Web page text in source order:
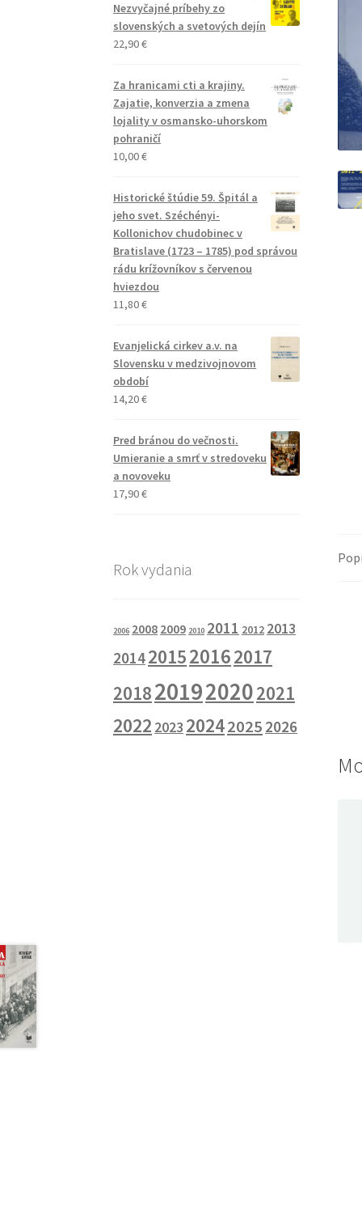
Nezvyčajné príbehy zo
slovenských a svetových dejín
22,90€
Za hranicami cti a krajiny.
Zajatie, konverzia a zmena
lojality v osmansko-uhorskom
pohraničí
10,00€
Historické štúdie 59. Špitál a
jeho svet. Széchényi-
Kollonichov chudobinec v
Bratislave (1723 – 1785) pod správou
rádu krížovníkov s červenou
hviezdou
11,80€
Evanjelická cirkev a.v. na
Slovensku v medzivojnovom
období
14,20€
Pred bránou do večnosti.
Umieranie a smrť v stredoveku
a novoveku
17,90€
Rok vydania
2006 2008 2009 2010 2011 2012 2013
2014201520162017
2018201920202021
2022 2023 20242025 2026